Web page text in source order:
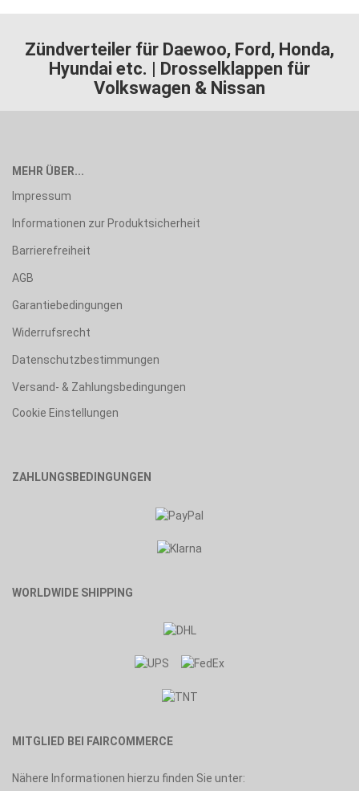
Zündverteiler für Daewoo, Ford, Honda,
Hyundai etc. | Drosselklappen für
Volkswagen & Nissan
MEHR ÜBER...
Impressum
Informationen zur Produktsicherheit
Barrierefreiheit
AGB
Garantiebedingungen
Widerrufsrecht
Datenschutzbestimmungen
Versand- & Zahlungsbedingungen
Cookie Einstellungen
ZAHLUNGSBEDINGUNGEN
WORLDWIDE SHIPPING
MITGLIED BEI FAIRCOMMERCE
Nähere Informationen hierzu finden Sie unter: